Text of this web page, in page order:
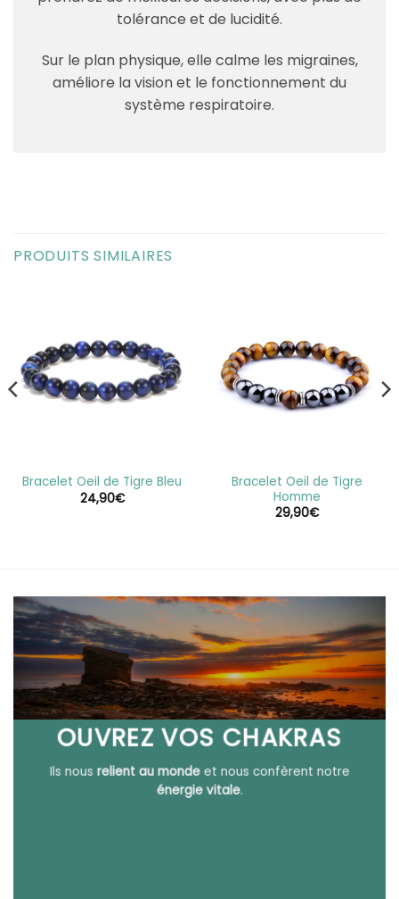
tolérance et de lucidité.
Sur le plan physique, elle calme les migraines,
améliore la vision et le fonctionnement du
système respiratoire.
PRODUITS SIMILAIRES
Bracelet Oeil de Tigre Bleu
24,90€
Bracelet Oeil de Tigre
Homme
29,90€
OUVREZ VOS CHAKRAS
Ils nous relient au mondeet nous confèrent notre
énergie vitale.